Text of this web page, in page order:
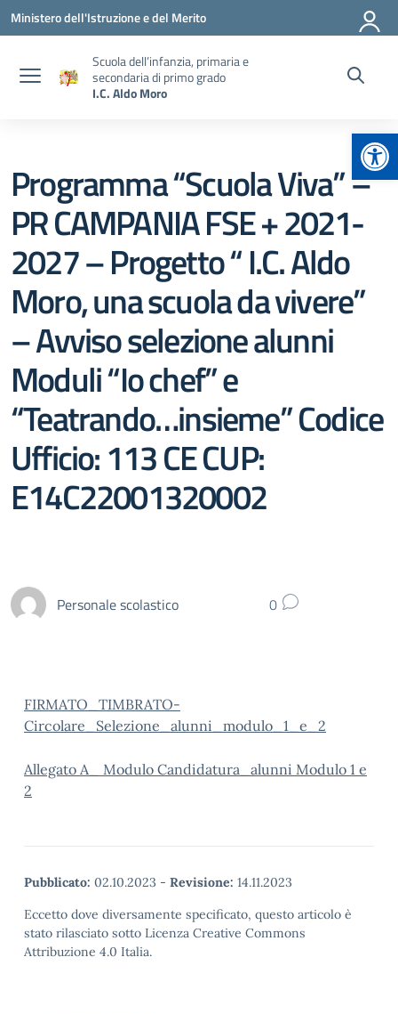
Vai ai contenuti
Vai al menu di navigazione
Vai al footer
Ministero dell'Istruzione e del Merito
Scuola dell’infanzia, primaria e
secondaria di primo grado
I.C. Aldo Moro
Programma “Scuola Viva” –
PR CAMPANIA FSE + 2021-
2027 – Progetto “ I.C. Aldo
Moro, una scuola da vivere”
– Avviso selezione alunni
Moduli “Io chef” e
“Teatrando…insieme” Codice
Ufficio: 113 CE CUP:
E14C22001320002
Personale scolastico 0
FIRMATO_TIMBRATO-
Circolare_Selezione_alunni_modulo_1_e_2
Allegato A_ Modulo Candidatura_alunni Modulo 1 e
2
Pubblicato: 02.10.2023 - Revisione: 14.11.2023
Eccetto dove diversamente specificato, questo articolo è
stato rilasciato sotto Licenza Creative Commons
Attribuzione 4.0 Italia.